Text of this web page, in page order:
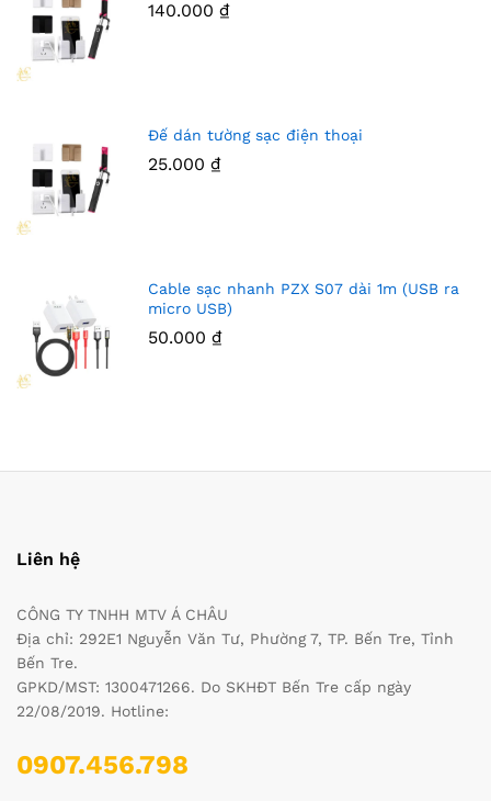
140.000 ₫
Đế dán tường sạc điện thoại
25.000 ₫
Cable sạc nhanh PZX S07 dài 1m (USB ra
micro USB)
50.000 ₫
Liên hệ
CÔNG TY TNHH MTV Á CHÂU
Địa chỉ: 292E1 Nguyễn Văn Tư, Phường 7, TP. Bến Tre, Tỉnh
Bến Tre.
GPKD/MST: 1300471266. Do SKHĐT Bến Tre cấp ngày
22/08/2019. Hotline:
0907.456.798